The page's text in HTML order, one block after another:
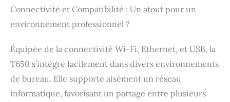
Connectivité et Compatibilité : Un atout pour un
environnement professionnel ?
Équipée de la connectivité Wi-Fi, Ethernet, et USB, la
T650 s’intègre facilement dans divers environnements
de bureau. Elle supporte aisément un réseau
informatique, favorisant un partage entre plusieurs